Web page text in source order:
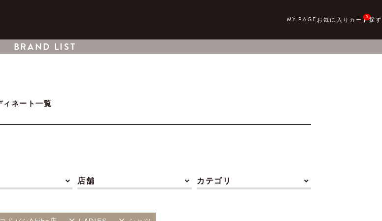
0
BRAND LIST
ィネート一覧
店舗 カテゴリ